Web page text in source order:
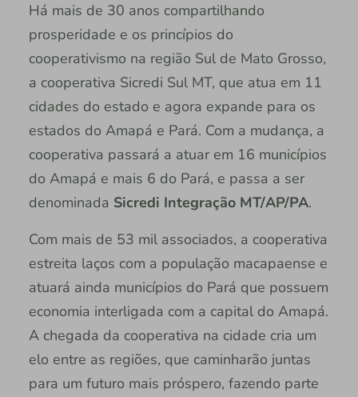
Há mais de 30 anos compartilhando
prosperidade e os princípios do
cooperativismo na região Sul de Mato Grosso,
a cooperativa Sicredi Sul MT, que atua em 11
cidades do estado e agora expande para os
estados do Amapá e Pará. Com a mudança, a
cooperativa passará a atuar em 16 municípios
do Amapá e mais 6 do Pará, e passa a ser
denominada Sicredi Integração MT/AP/PA.
Com mais de 53 mil associados, a cooperativa
estreita laços com a população macapaense e
atuará ainda municípios do Pará que possuem
economia interligada com a capital do Amapá.
A chegada da cooperativa na cidade cria um
elo entre as regiões, que caminharão juntas
para um futuro mais próspero, fazendo parte